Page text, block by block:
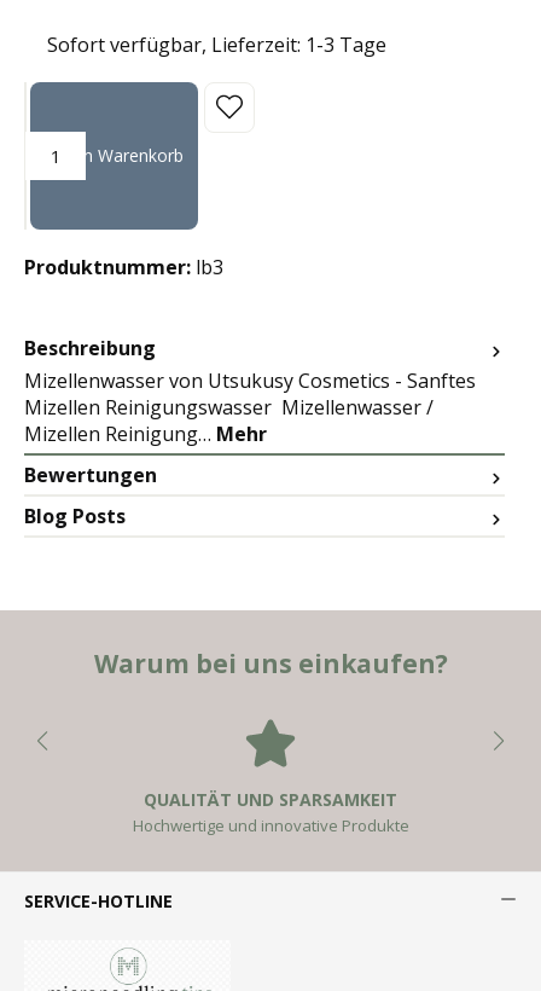
Sofort verfügbar, Lieferzeit: 1-3 Tage
Produkt Anzahl: Gib den gewünschten Wert ein oder benutze die
In den Warenkorb
Produktnummer: lb3
Beschreibung
Mizellenwasser von Utsukusy Cosmetics - Sanftes
Mizellen Reinigungswasser Mizellenwasser /
Mizellen Reinigung… Mehr
Bewertungen
Blog Posts
Warum bei uns einkaufen?
QUALITÄT UND SPARSAMKEIT
Hochwertige und innovative Produkte
SERVICE-HOTLINE